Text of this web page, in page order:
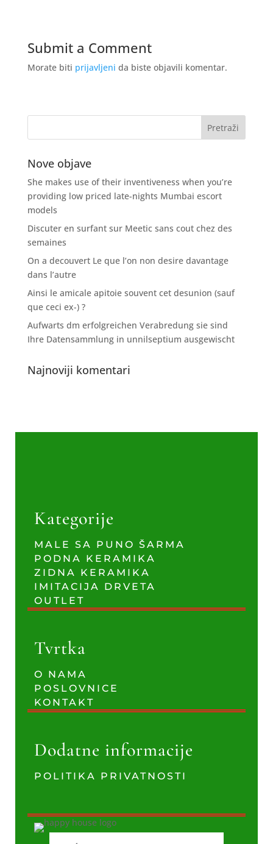
Submit a Comment
Morate biti prijavljeni da biste objavili komentar.
Nove objave
She makes use of their inventiveness when you’re
providing low priced late-nights Mumbai escort
models
Discuter en surfant sur Meetic sans cout chez des
semaines
On a decouvert Le que l’on non desire davantage
dans l’autre
Ainsi le amicale apitoie souvent cet desunion (sauf
que ceci ex-) ?
Aufwarts dm erfolgreichen Verabredung sie sind
Ihre Datensammlung in unnilseptium ausgewischt
Najnoviji komentari
Kategorije
MALE SA PUNO ŠARMA
PODNA KERAMIKA
ZIDNA KERAMIKA
IMITACIJA DRVETA
OUTLET
Tvrtka
O NAMA
POSLOVNICE
KONTAKT
Dodatne informacije
POLITIKA PRIVATNOSTI